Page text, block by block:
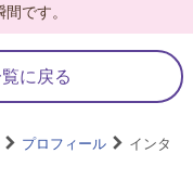
です。
に戻る
プロフィール
インタ